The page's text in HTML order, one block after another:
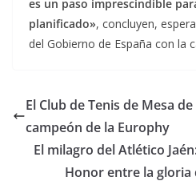
es un paso imprescindible
planificado», concluyen,
del Gobierno de España con la
El Club de Tenis de Mesa
campeón de la Europhy
El milagro del Atlético
Honor entre la